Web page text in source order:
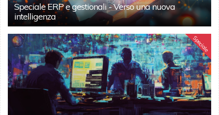
Speciale ERP e gestionali - Verso una nuova
intelligenza
Speciale